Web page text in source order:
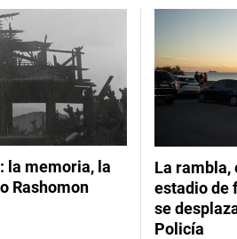
la memoria, la
Rashomon
La rambla,
estadio de
se
Policía